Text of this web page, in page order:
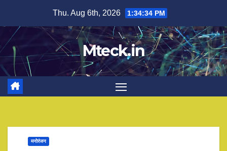
content
Thu. Aug 6th, 2026 1:34:35 PM
Mteck.in
मनोरंजन